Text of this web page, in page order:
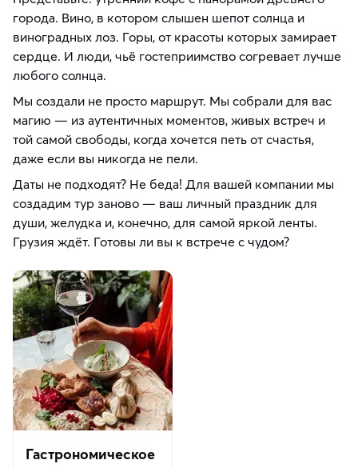
города. Вино, в котором слышен шепот солнца и
виноградных лоз. Горы, от красоты которых замирает
сердце. И люди, чьё гостеприимство согревает лучше
любого солнца.
Мы создали не просто маршрут. Мы собрали для вас
магию — из аутентичных моментов, живых встреч и
той самой свободы, когда хочется петь от счастья,
даже если вы никогда не пели.
Даты не подходят? Не беда! Для вашей компании мы
создадим тур заново — ваш личный праздник для
души, желудка и, конечно, для самой яркой ленты.
Грузия ждёт. Готовы ли вы к встрече с чудом?
Гастрономическое